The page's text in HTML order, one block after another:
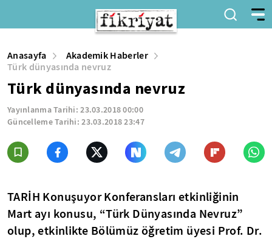
Anasayfa
Akademik Haberler
Türk dünyasında nevruz
Türk dünyasında nevruz
Yayınlanma Tarihi:23.03.2018 00:00
Güncelleme Tarihi:23.03.2018 23:47
TARİH Konuşuyor Konferansları etkinliğinin
Mart ayı konusu, “Türk Dünyasında Nevruz”
olup, etkinlikte Bölümüz öğretim üyesi Prof. Dr.